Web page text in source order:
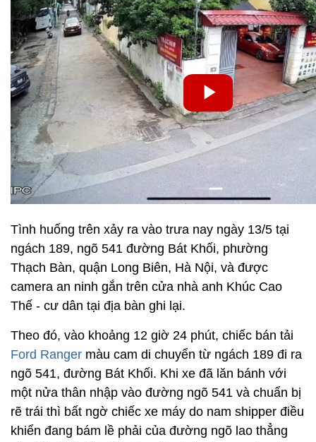
Tình huống trên xảy ra vào trưa nay ngày 13/5 tại
ngách 189, ngõ 541 đường Bát Khối, phường
Thạch Bàn, quận Long Biên, Hà Nội, và được
camera an ninh gắn trên cửa nhà anh Khúc Cao
Thế - cư dân tại địa bàn ghi lại.
Theo đó, vào khoảng 12 giờ 24 phút, chiếc bán tải
Ford Ranger màu cam di chuyển từ ngách 189 đi ra
ngõ 541, đường Bát Khối. Khi xe đã lăn bánh với
một nửa thân nhập vào đường ngõ 541 và chuẩn bị
rẽ trái thì bất ngờ chiếc xe máy do nam shipper điều
khiển đang bám lề phải của đường ngõ lao thẳng